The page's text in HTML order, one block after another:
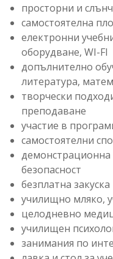
просторни и
самостоятелна
електронни
оборудване, WI-FI
допълнително
литература,
творчески
преподаване
участие в
самостоятелни
безопасност
безплатна закуска
училищно мляко,
целодневно
училищен
занимания по